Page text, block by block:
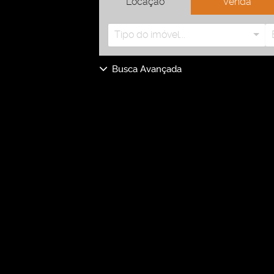
Tipo do imóvel...
Busca Avançada